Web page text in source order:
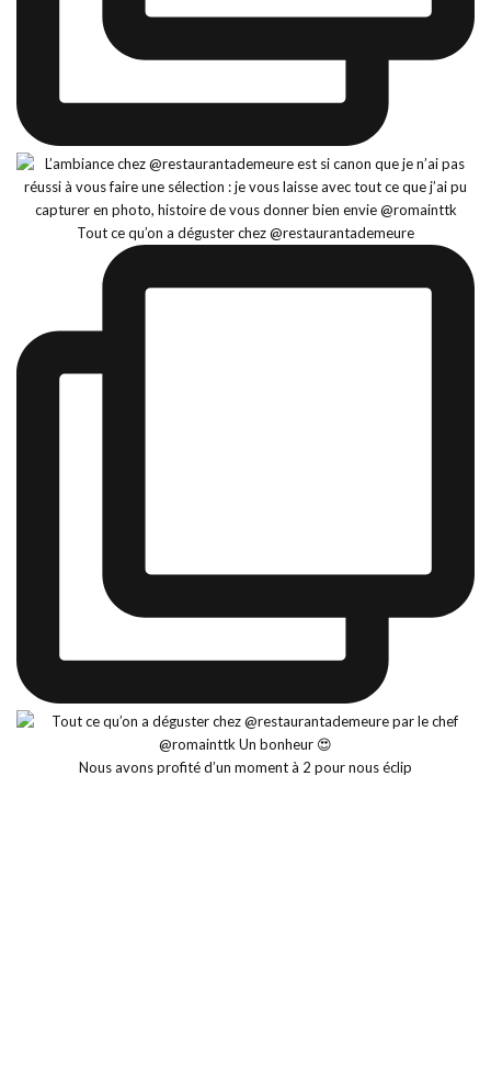
Tout ce qu’on a déguster chez @restaurantademeure
Nous avons profité d’un moment à 2 pour nous éclip